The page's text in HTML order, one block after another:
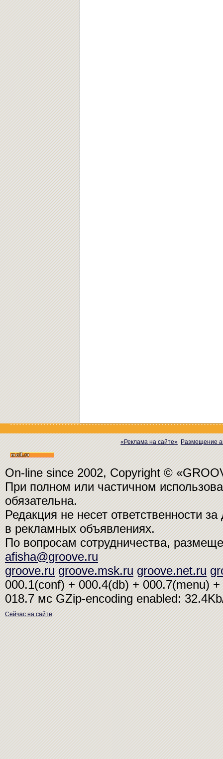
«Реклама на сайте» Размещение
On-line since 2002, Copyright ©
При полном или частичном
обязательна.
Редакция не несет ответственности
в рекламных объявлениях.
По вопросам сотрудничества,
afisha@groove.ru
groove.ru groove.msk.ru groove.net.ru
000.1(conf) + 000.4(db) + 000.7(menu)
018.7 мсGZip-encoding enabled:
Сейчас на сайте: